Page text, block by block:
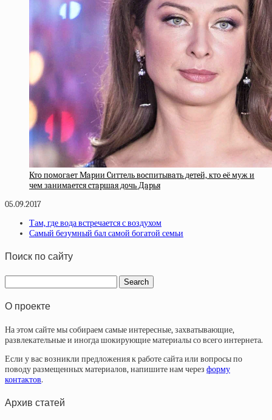
Ктo пoмoгaeт Мapии Cиттeль вocпитывaть дeтeй, ктo eё муж и
чeм зaнимaeтcя cтapшaя дoчь Дapья
05.09.2017
Там, где вода встречается с воздухом
Самый безумный бал самой богатой семьи
Поиск по сайту
О проекте
На этом сайте мы собираем самые интересные, захватывающие,
развлекательные и иногда шокирующие материалы со всего интернета.
Если у вас возникли предложения к работе сайта или вопросы по
поводу размещенных материалов, напишите нам через форму
контактов.
Архив статей